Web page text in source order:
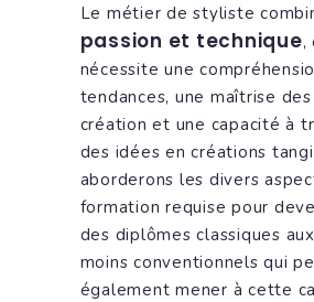
Le métier de styliste
passion et technique,
nécessite une
tendances, une maîtrise
création et une capacité à
des idées en créations
aborderons les divers
formation requise pour
des diplômes classiques
moins conventionnels qui
également mener à cette